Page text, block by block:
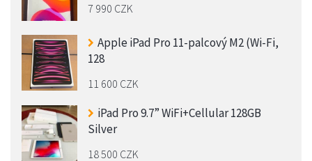
7 990 CZK
Apple iPad Pro 11-palcový M2 (Wi-Fi,
128
11 600 CZK
iPad Pro 9.7” WiFi+Cellular 128GB
Silver
18 500 CZK